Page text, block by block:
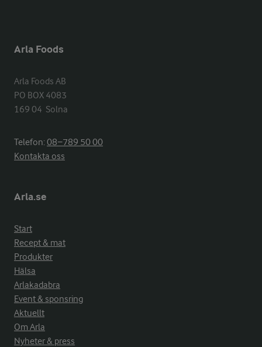
Arla Foods
Arla Foods AB
PO BOX 4083
169 04  Solna
Telefon:08−789 50 00
Kontakta oss
Arla.se
Start
Recept & mat
Produkter
Hälsa
Arlakadabra
Event & sponsring
Aktuellt
Om Arla
Nyheter & press